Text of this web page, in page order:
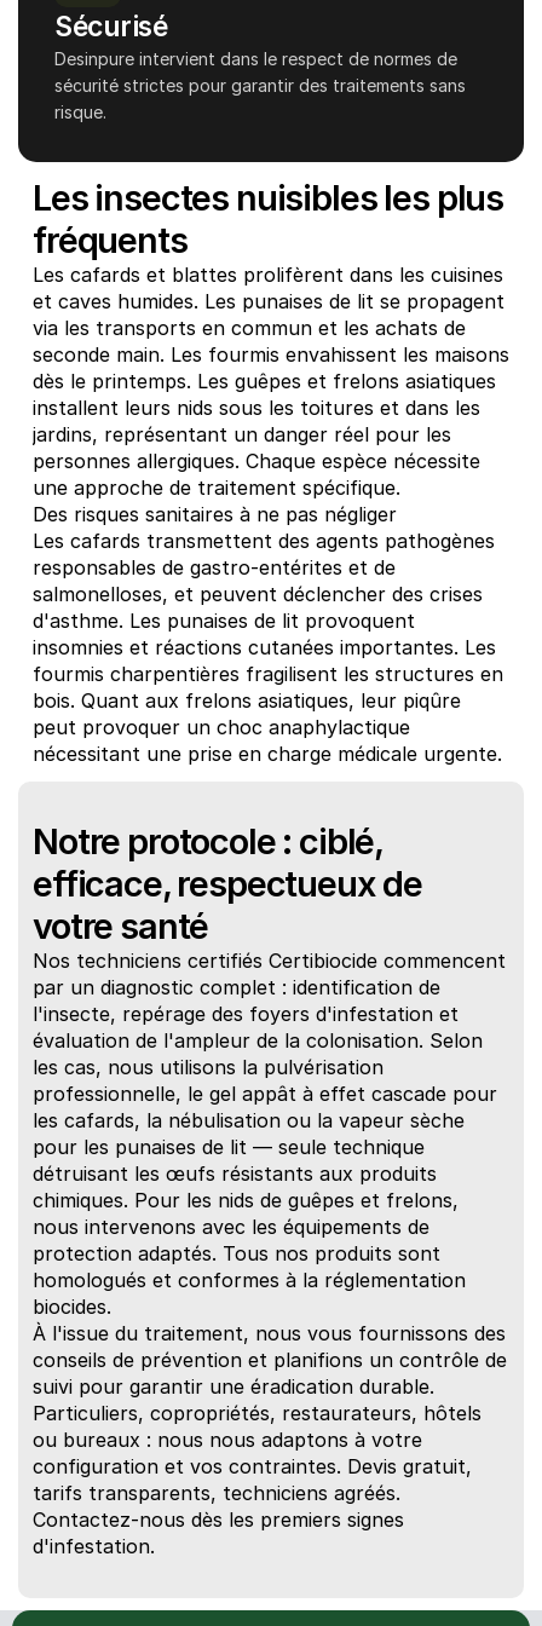
Sécurisé
Desinpure intervient dans le respect de normes de
sécurité strictes pour garantir des traitements sans
risque.
usines ou bureaux,
sain grâce à nos
Les insectes nuisibles les plus
fréquents
Les cafards et blattes prolifèrent dans les cuisines
et caves humides. Les punaises de lit se propagent
via les transports en commun et les achats de
seconde main. Les fourmis envahissent les maisons
dès le printemps. Les guêpes et frelons asiatiques
installent leurs nids sous les toitures et dans les
jardins, représentant un danger réel pour les
personnes allergiques. Chaque espèce nécessite
une approche de traitement spécifique.
Des risques sanitaires à ne pas négliger
Les cafards transmettent des agents pathogènes
responsables de gastro-entérites et de
salmonelloses, et peuvent déclencher des crises
d'asthme. Les punaises de lit provoquent
insomnies et réactions cutanées importantes. Les
fourmis charpentières fragilisent les structures en
bois. Quant aux frelons asiatiques, leur piqûre
peut provoquer un choc anaphylactique
nécessitant une prise en charge médicale urgente.
Notre protocole : ciblé,
efficace, respectueux de
votre santé
Nos techniciens certifiés Certibiocide commencent
par un diagnostic complet : identification de
l'insecte, repérage des foyers d'infestation et
évaluation de l'ampleur de la colonisation. Selon
les cas, nous utilisons la pulvérisation
professionnelle, le gel appât à effet cascade pour
les cafards, la nébulisation ou la vapeur sèche
pour les punaises de lit — seule technique
détruisant les œufs résistants aux produits
chimiques. Pour les nids de guêpes et frelons,
nous intervenons avec les équipements de
protection adaptés. Tous nos produits sont
homologués et conformes à la réglementation
biocides.
À l'issue du traitement, nous vous fournissons des
conseils de prévention et planifions un contrôle de
suivi pour garantir une éradication durable.
Particuliers, copropriétés, restaurateurs, hôtels
ou bureaux : nous nous adaptons à votre
configuration et vos contraintes. Devis gratuit,
tarifs transparents, techniciens agréés.
Contactez-nous dès les premiers signes
d'infestation.